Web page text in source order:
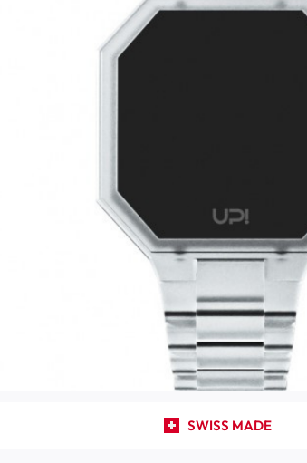
SWISS MADE